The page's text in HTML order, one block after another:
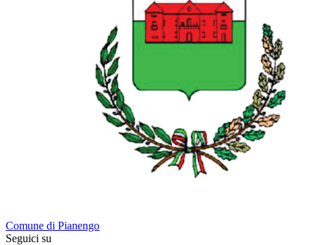
Comune di Pianengo
Seguici su